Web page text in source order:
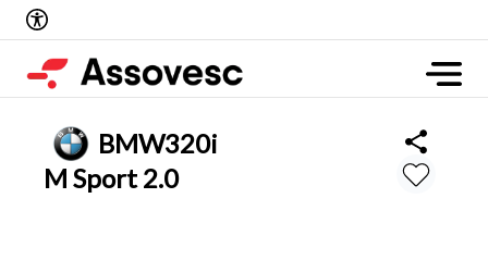
BMW320i
M Sport 2.0